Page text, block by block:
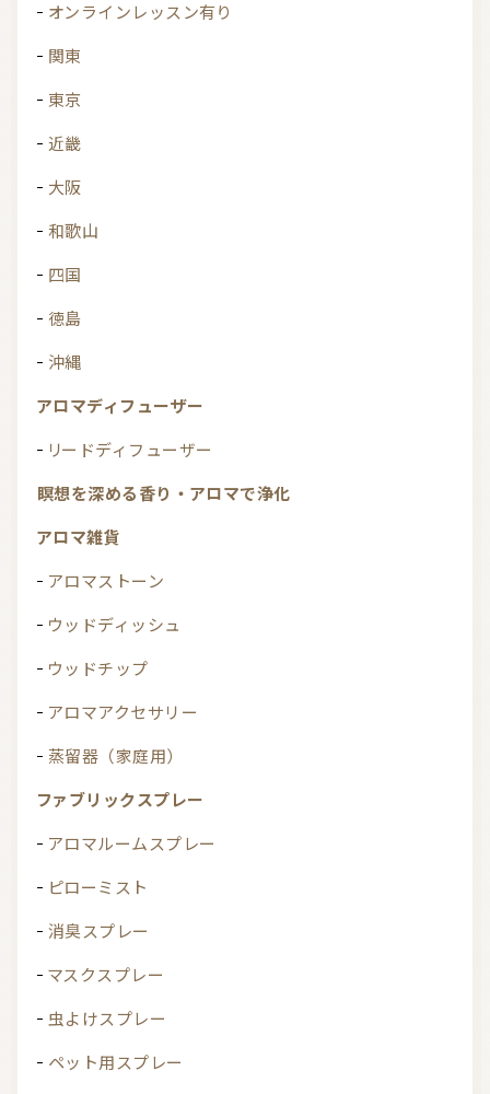
オンラインレッスン有り
関東
東京
近畿
大阪
和歌山
四国
徳島
沖縄
アロマディフューザー
リードディフューザー
瞑想を深める香り・アロマで浄化
アロマ雑貨
アロマストーン
ウッドディッシュ
ウッドチップ
アロマアクセサリー
蒸留器（家庭用）
ファブリックスプレー
アロマルームスプレー
ピローミスト
消臭スプレー
マスクスプレー
虫よけスプレー
ペット用スプレー